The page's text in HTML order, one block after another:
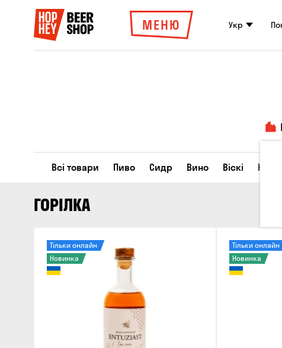
МЕНЮ Укр
Всі товари Пиво Сидр Вино Віскі
ГОРІЛКА
Тільки онлайн
Новинка
Тільки онлайн
Новинка